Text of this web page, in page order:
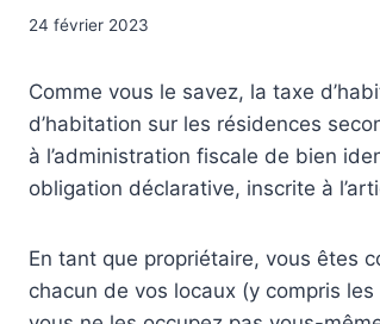
24 février 2023
Comme vous le savez, la taxe
d’habitation sur les résidences
à l’administration fiscale de bien
obligation déclarative, inscrite à
En tant que propriétaire, vous êtes
chacun de vos locaux (y compris